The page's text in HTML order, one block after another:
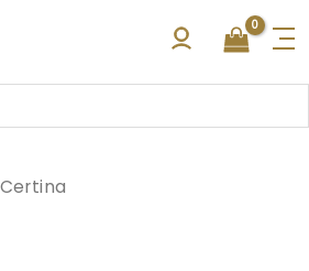
Certina